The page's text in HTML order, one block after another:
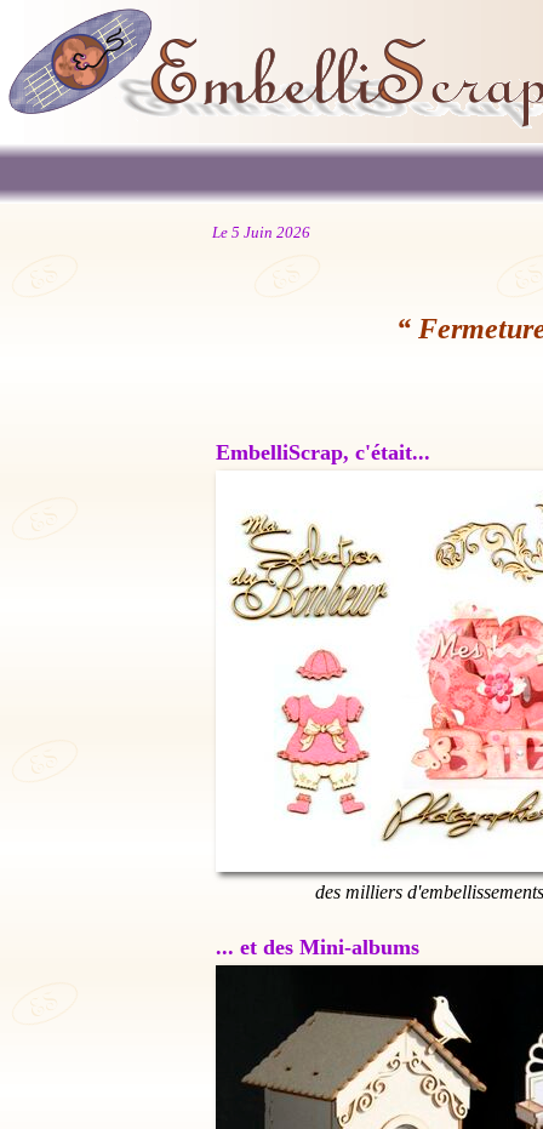
Le 5 Juin 2026
“
EmbelliScrap, c'était...
des milliers
... et des Mini-albums